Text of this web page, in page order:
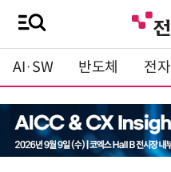
AI·SW 반도체 전자